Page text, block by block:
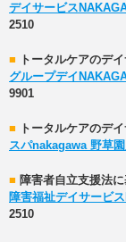
デイサービス
2510
■ トータルケアのデ
グループデイ
9901
■ トータルケアのデ
スパnakagawa 野草
■ 障害者自立支援法
障害福祉デイサービ
2510